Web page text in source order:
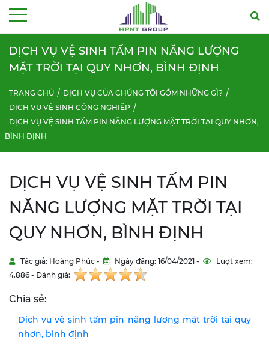
DỊCH VỤ VỆ SINH TẤM PIN NĂNG LƯỢNG
MẶT TRỜI TẠI QUY NHƠN, BÌNH ĐỊNH
TRANG CHỦ
DỊCH VỤ CỦA CHÚNG TÔI GỒM NHỮNG GÌ?
DỊCH VỤ VỆ SINH CÔNG NGHIỆP
DỊCH VỤ VỆ SINH TẤM PIN NĂNG LƯỢNG MẶT TRỜI TẠI QUY NHƠN,
BÌNH ĐỊNH
DỊCH VỤ VỆ SINH TẤM PIN
NĂNG LƯỢNG MẶT TRỜI TẠI
QUY NHƠN, BÌNH ĐỊNH
Tác giả: Hoàng Phúc - Ngày đăng: 16/04/2021 -
Lượt xem:
4.886 - Đánh giá:
Chia sẻ:
Dịch vụ vệ sinh tấm pin năng lượng mặt trời tại quy
nhơn, bình định